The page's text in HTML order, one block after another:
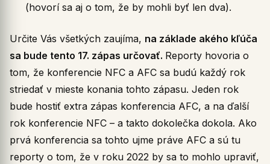
(hovorí sa aj o tom, že by mohli byť len dva).
Určite Vás všetkých zaujíma, na základe akého kľúča
sa bude tento 17. zápas určovať. Reporty hovoria o
tom, že konferencie NFC a AFC sa budú každý rok
striedať v mieste konania tohto zápasu. Jeden rok
bude hostiť extra zápas konferencia AFC, a na ďalší
rok konferencie NFC – a takto dokolečka dokola. Ako
prvá konferencia sa tohto ujme práve AFC a sú tu
reporty o tom, že v roku 2022 by sa to mohlo upraviť,